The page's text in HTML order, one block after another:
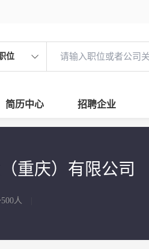
位
简历中心 招聘企业
重庆）有限公司
人